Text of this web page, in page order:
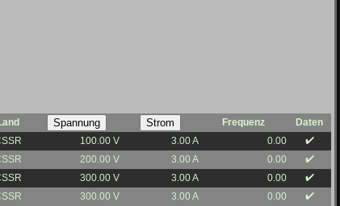
Frequenz
Daten
100.00 V 3.00 A 0.00
✔️
200.00 V 3.00 A 0.00
✔️
300.00 V 3.00 A 0.00
✔️
300.00 V 3.00 A 0.00
✔️